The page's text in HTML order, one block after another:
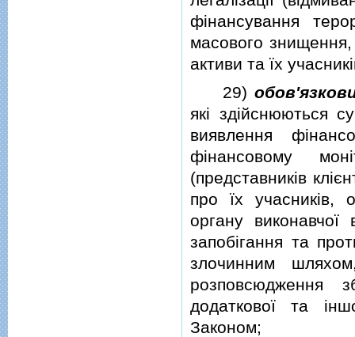
фiнансування
масового
активи та їх
29)
якi здiйснюються
виявлення
фiнансовому
(представникiв
про їх учасникiв,
органу
запобiгання та
злочинним
розповсюдження
додаткової та
Законом;